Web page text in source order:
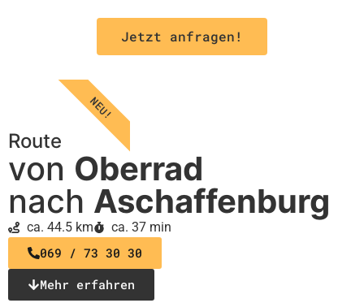
Route
von Oberrad
nach Aschaffenburg
ca. 44.5 km ca. 37 min
069 / 73 30 30
Mehr erfahren
Jetzt anfragen!
NEU!